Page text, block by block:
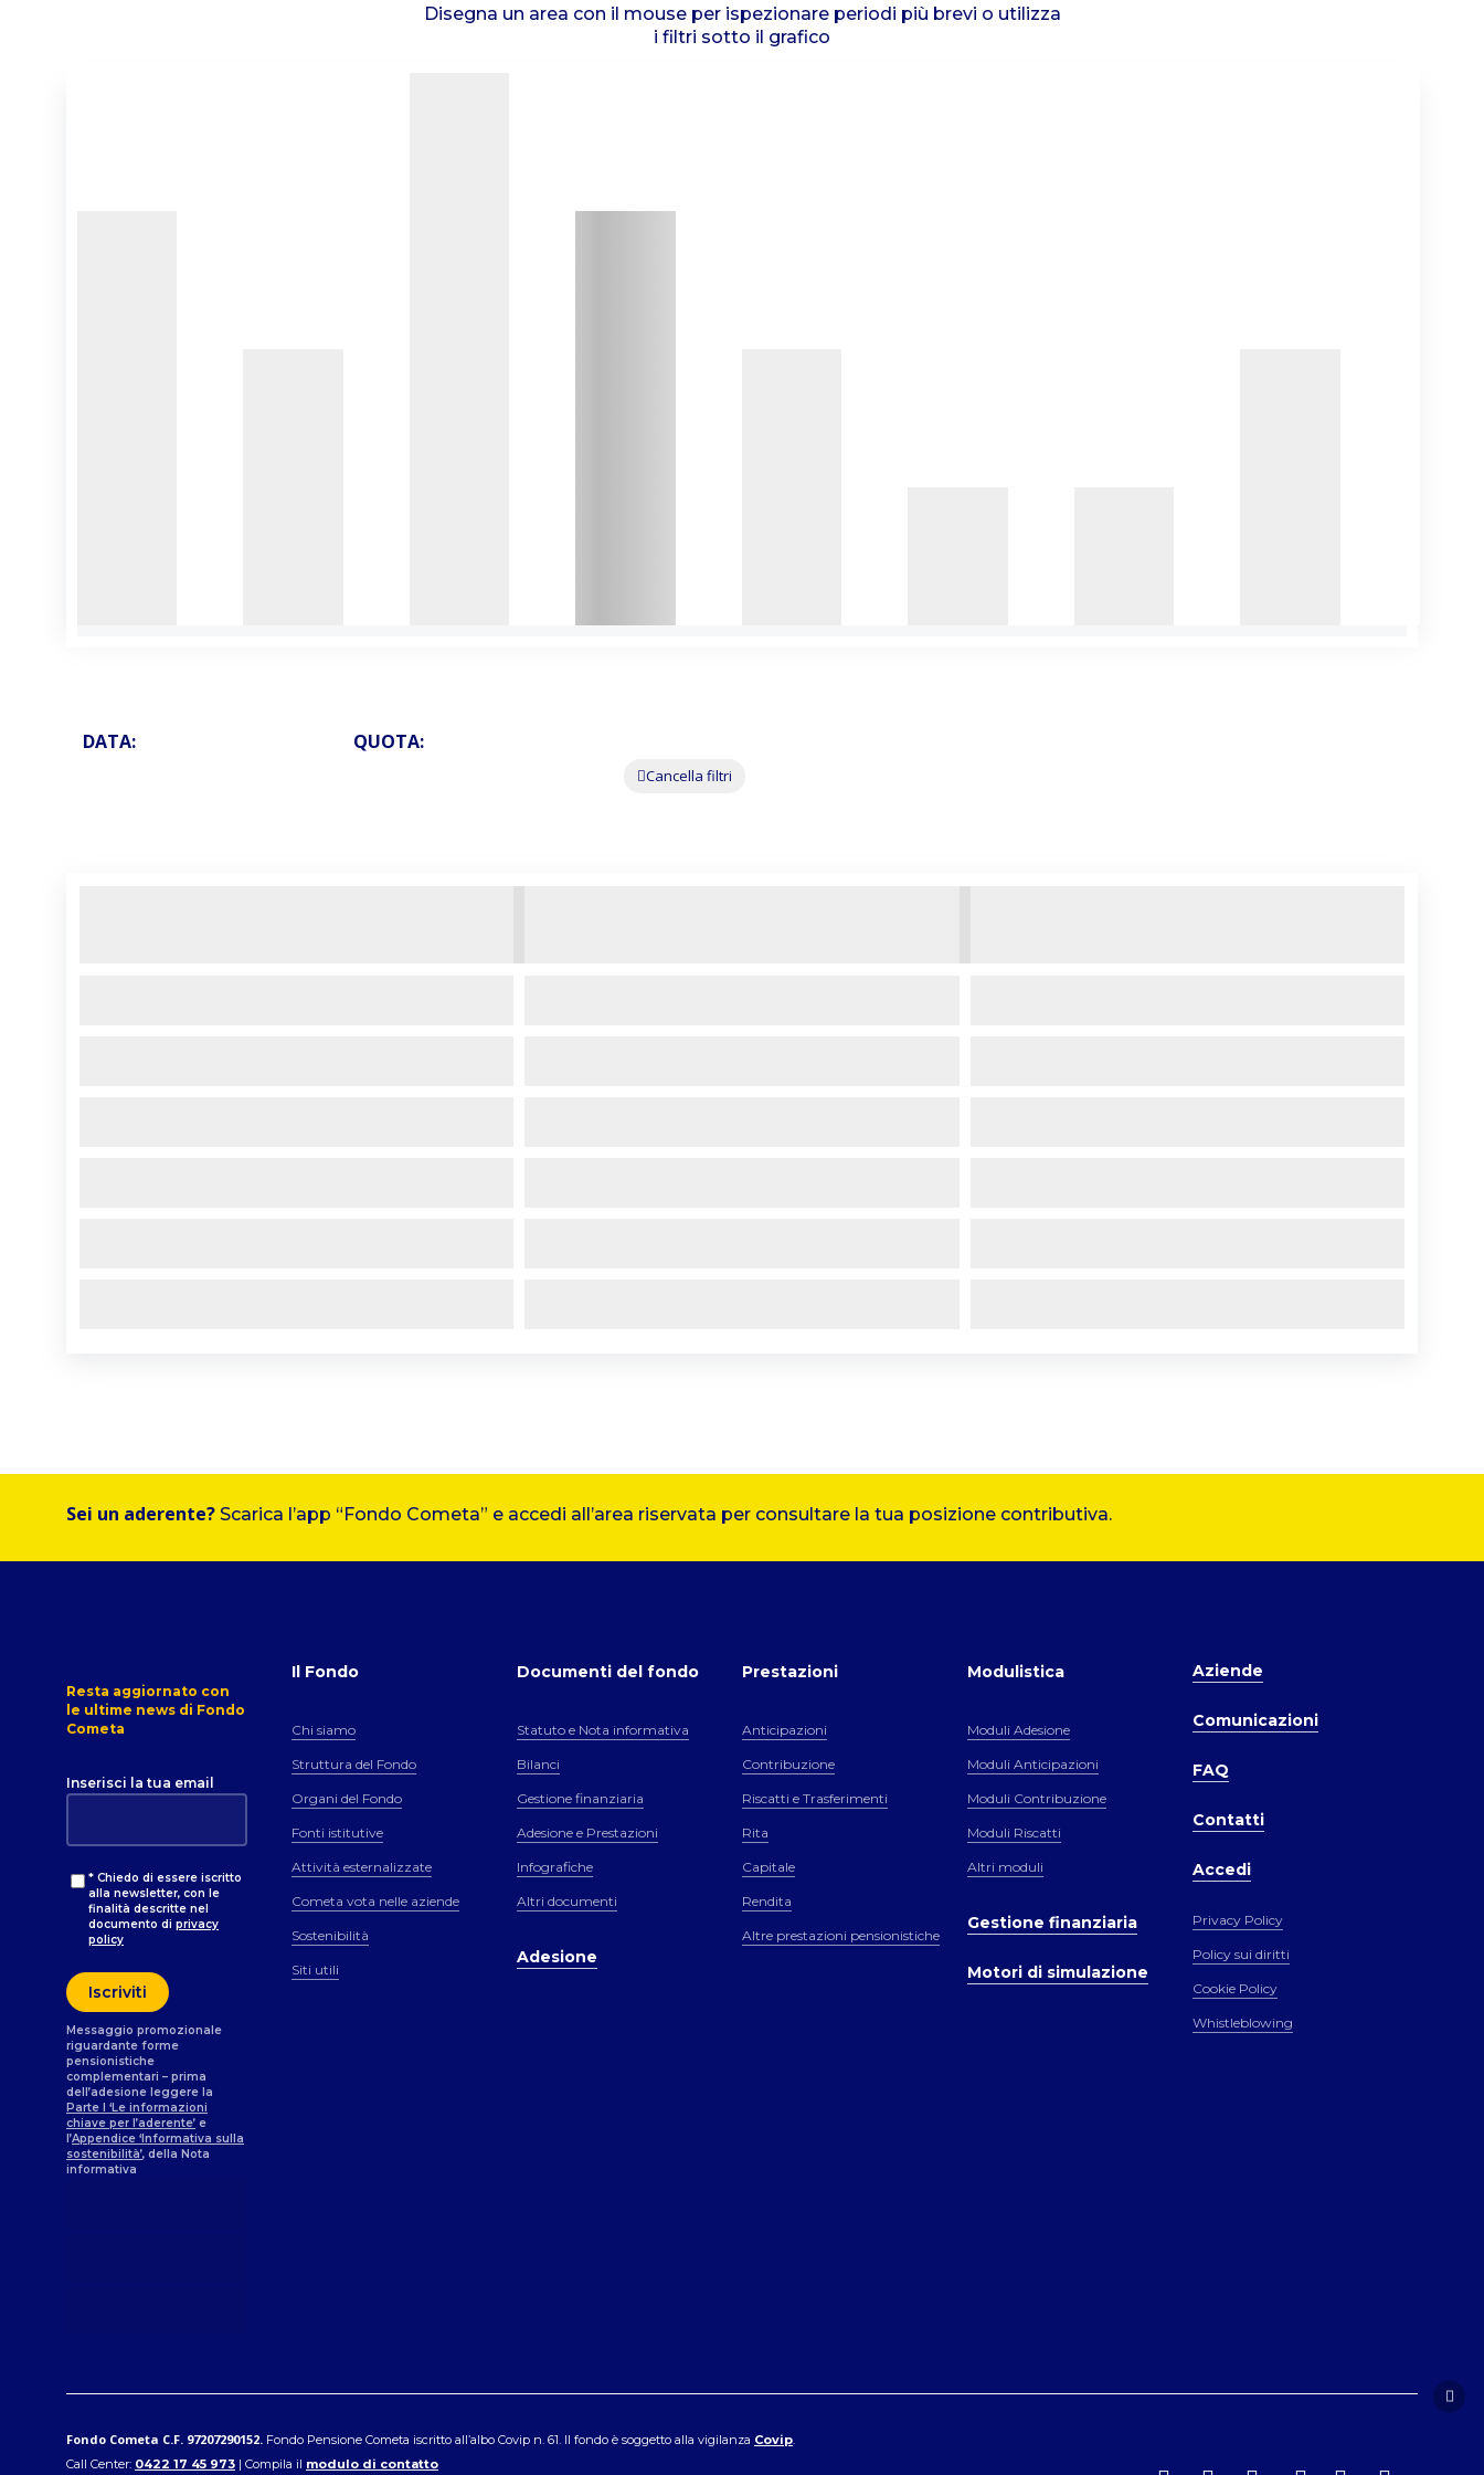
Disegna un area con il mouse per ispezionare periodi più brevi o utilizza
i filtri sotto il grafico
DATA: QUOTA:
Cancella filtri
Sei un aderente? Scarica l’app “Fondo Cometa” e accedi all’area riservata per consultare la tua posizione contributiva.
Resta aggiornato con
le ultime news di Fondo
Cometa
Inserisci la tua email
* Chiedo di essere iscritto
alla newsletter, con le
finalità descritte nel
documento di privacy
policy
Messaggio promozionale
riguardante forme
pensionistiche
complementari – prima
dell’adesione leggere la
Parte I ‘Le informazioni
chiave per l’aderente’ e
l’Appendice ‘Informativa sulla
sostenibilità’, della Nota
informativa
Il Fondo
Chi siamo
Struttura del Fondo
Organi del Fondo
Fonti istitutive
Attività esternalizzate
Cometa vota nelle aziende
Sostenibilità
Siti utili
Documenti del fondo
Statuto e Nota informativa
Bilanci
Gestione finanziaria
Adesione e Prestazioni
Infografiche
Altri documenti
Adesione
Prestazioni
Anticipazioni
Contribuzione
Riscatti e Trasferimenti
Rita
Capitale
Rendita
Altre prestazioni pensionistiche
Modulistica
Moduli Adesione
Moduli Anticipazioni
Moduli Contribuzione
Moduli Riscatti
Altri moduli
Gestione finanziaria
Motori di simulazione
Aziende
Comunicazioni
FAQ
Contatti
Accedi
Privacy Policy
Policy sui diritti
Cookie Policy
Whistleblowing
Fondo Cometa C.F. 97207290152. Fondo Pensione Cometa iscritto all’albo Covip n. 61. Il fondo è soggetto alla vigilanza Covip.
Call Center: 0422 17 45 973 | Compila il modulo di contatto